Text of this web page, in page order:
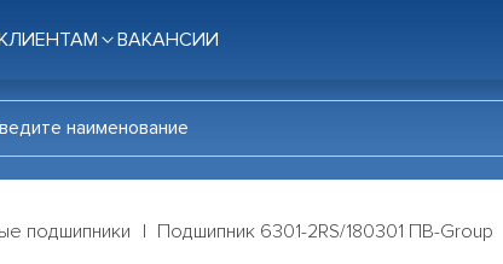
ВАКАНСИИ
подшипники Подшипник 6301-2RS/180301 ПВ-Group